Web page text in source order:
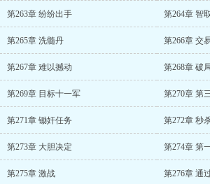
第263章 纷纷出手 第264章 智
第265章 洗髓丹 第266章 交
第267章 难以撼动 第268章 破
第269章 目标十一军 第270章 第
第271章 锄奸任务 第272章 秒
第273章 大胆决定 第274章 第
第275章 激战 第276章 通